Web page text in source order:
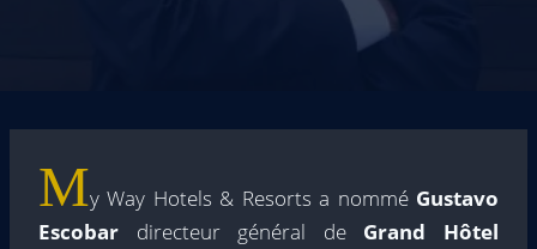
My Way Hotels & Resorts a nommé Gustavo
Escobar directeur général de Grand Hôtel